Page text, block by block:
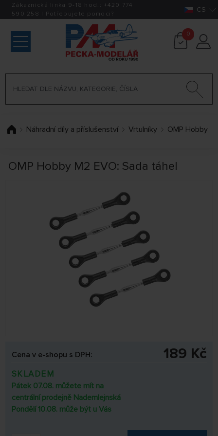
Zákaznická linka 9-18 hod.: +420 774
590 258 | Potřebujete pomoci? CS
0
Náhradní díly a příslušenství Vrtulníky OMP Hobby
OMP Hobby M2 EVO: Sada táhel
Cena v e-shopu s DPH: 189 Kč
SKLADEM
Pátek 07.08. můžete mít na
centrální prodejně Nademlejnská
Pondělí 10.08. může být u Vás